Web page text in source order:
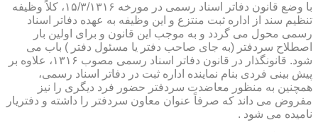
با وضع قانون دفاتر اسناد رسمی در مورخه ۱۵/۳/۱۳۱۶، كلاً وظیفه
تنظیم سند از اداره ثبت منتزع و این وظیفه به عهده دفاتر اسناد
رسمی محول می گردد و به موجب این قانون و برای اولین بار
اصطلاح سردفتر (به جای صاحب دفتر یا مسئول دفتر ) باب می
شود. قانونگذار در قانون دفاتر اسناد رسمی مصوب ۱۳۱۶، علاوه بر
پیش بینی فردی بنام نماینده اداره ثبت در دفاتر اسناد رسمی،
همچنین به منظور معاضدت سردفتر حضور فرد دیگری را نیز
مفروض می داند كه صرفاً عنوان معاون سردفتر را داشته و دفتریار
نامیده می شود .